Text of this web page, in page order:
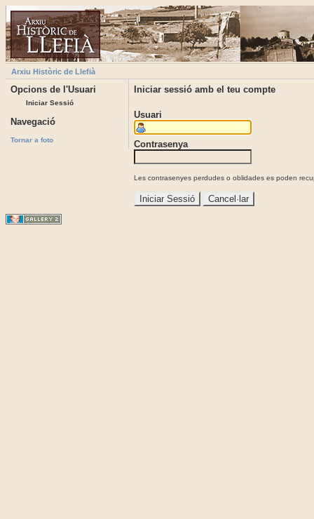
Arxiu Històric de Llefià
Opcions de l'Usuari
Iniciar Sessió
Navegació
Tornar a foto
Iniciar sessió amb el teu compte
Usuari
Contrasenya
Les contrasenyes perdudes o oblidades es poden